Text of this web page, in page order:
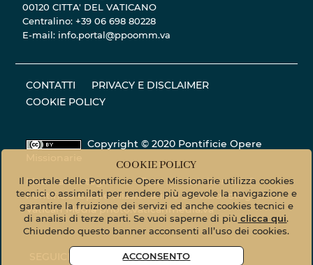
00120 CITTA' DEL VATICANO
Centralino: +39 06 698 80228
E-mail: info.portal@ppoomm.va
CONTATTI
PRIVACY E DISCLAIMER
COOKIE POLICY
Copyright © 2020 Pontificie Opere
Materiale fotografico - Tutti i diritti riservati. ©
Pontificie Opere Missionarie © Servizio fotografico
Vatican Mediaphoto.vaticanmedia.va
COOKIE POLICY
Il portale delle Pontificie Opere Missionarie utilizza cookies
tecnici o assimilati per rendere più agevole la navigazione e
garantire la fruizione dei servizi ed anche cookies tecnici e
di analisi di terze parti. Se vuoi saperne di più clicca qui.
Chiudendo questo banner acconsenti all’uso dei cookies.
ACCONSENTO